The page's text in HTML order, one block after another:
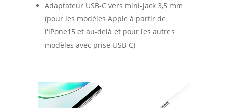
Adaptateur USB‑C vers mini‑jack 3,5 mm
(pour les modèles Apple à partir de
l'iPone15 et au-delà et pour les autres
modèles avec prise USB-C)